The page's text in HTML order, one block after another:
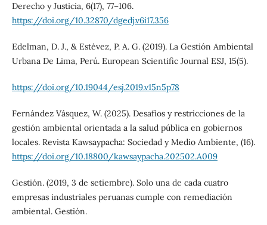
Derecho y Justicia, 6(17), 77–106.
https://doi.org/10.32870/dgedj.v6i17.356
Edelman, D. J., & Estévez, P. A. G. (2019). La Gestión Ambiental
Urbana De Lima, Perú. European Scientific Journal ESJ, 15(5).
https://doi.org/10.19044/esj.2019.v15n5p78
Fernández Vásquez, W. (2025). Desafíos y restricciones de la
gestión ambiental orientada a la salud pública en gobiernos
locales. Revista Kawsaypacha: Sociedad y Medio Ambiente, (16).
https://doi.org/10.18800/kawsaypacha.202502.A009
Gestión. (2019, 3 de setiembre). Solo una de cada cuatro
empresas industriales peruanas cumple con remediación
ambiental. Gestión.